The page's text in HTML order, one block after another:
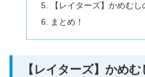
【レイターズ】かめむ
まとめ！
【レイターズ】かめ